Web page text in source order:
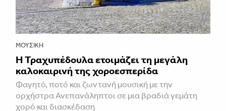
ΜΟΥΣΙΚΉ
Η Τραχυπέδουλα ετοιμάζει τη μεγάλη
καλοκαιρινή της χοροεσπερίδα
Φαγητό, ποτό και ζωντανή μουσική με την
ορχήστρα Ανεπανάληπτοι σε μια βραδιά γεμάτη
χορό και διασκέδαση